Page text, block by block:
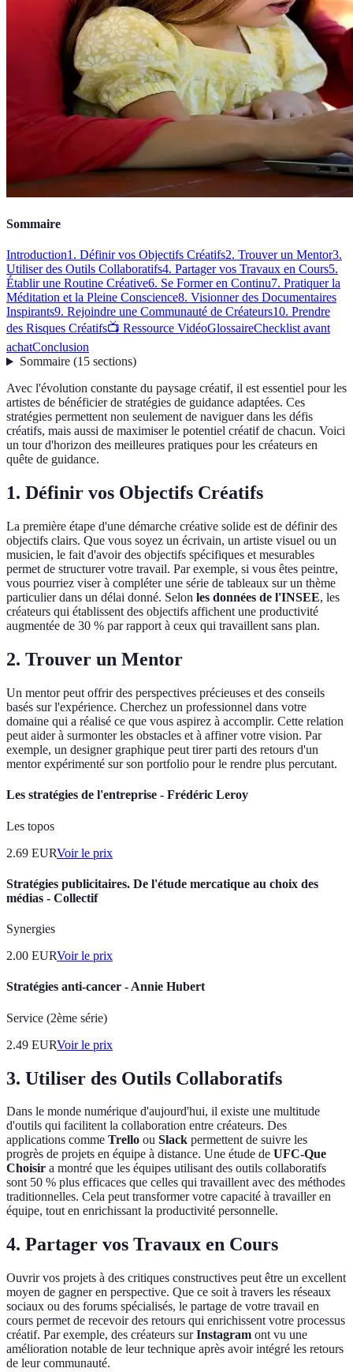
Sommaire
Introduction1. Définir vos Objectifs Créatifs2. Trouver un Mentor3.
Utiliser des Outils Collaboratifs4. Partager vos Travaux en Cours5.
Établir une Routine Créative6. Se Former en Continu7. Pratiquer la
Méditation et la Pleine Conscience8. Visionner des Documentaires
Inspirants9. Rejoindre une Communauté de Créateurs10. Prendre
des Risques Créatifs📺 Ressource VidéoGlossaireChecklist avant
achatConclusion
Sommaire(15 sections)
Avec l'évolution constante du paysage créatif, il est essentiel pour les
artistes de bénéficier de stratégies de guidance adaptées. Ces
stratégies permettent non seulement de naviguer dans les défis
créatifs, mais aussi de maximiser le potentiel créatif de chacun. Voici
un tour d'horizon des meilleures pratiques pour les créateurs en
quête de guidance.
1. Définir vos Objectifs Créatifs
La première étape d'une démarche créative solide est de définir des
objectifs clairs. Que vous soyez un écrivain, un artiste visuel ou un
musicien, le fait d'avoir des objectifs spécifiques et mesurables
permet de structurer votre travail. Par exemple, si vous êtes peintre,
vous pourriez viser à compléter une série de tableaux sur un thème
particulier dans un délai donné. Selon les données de l'INSEE, les
créateurs qui établissent des objectifs affichent une productivité
augmentée de 30 % par rapport à ceux qui travaillent sans plan.
2. Trouver un Mentor
Un mentor peut offrir des perspectives précieuses et des conseils
basés sur l'expérience. Cherchez un professionnel dans votre
domaine qui a réalisé ce que vous aspirez à accomplir. Cette relation
peut aider à surmonter les obstacles et à affiner votre vision. Par
exemple, un designer graphique peut tirer parti des retours d'un
mentor expérimenté sur son portfolio pour le rendre plus percutant.
Les stratégies de l'entreprise - Frédéric Leroy
Les topos
2.69 EURVoir le prix
Stratégies publicitaires. De l'étude mercatique au choix des
médias - Collectif
Synergies
2.00 EURVoir le prix
Stratégies anti-cancer - Annie Hubert
Service (2ème série)
2.49 EURVoir le prix
3. Utiliser des Outils Collaboratifs
Dans le monde numérique d'aujourd'hui, il existe une multitude
d'outils qui facilitent la collaboration entre créateurs. Des
applications comme Trello ou Slack permettent de suivre les
progrès de projets en équipe à distance. Une étude de UFC-Que
Choisir a montré que les équipes utilisant des outils collaboratifs
sont 50 % plus efficaces que celles qui travaillent avec des méthodes
traditionnelles. Cela peut transformer votre capacité à travailler en
équipe, tout en enrichissant la productivité personnelle.
4. Partager vos Travaux en Cours
Ouvrir vos projets à des critiques constructives peut être un excellent
moyen de gagner en perspective. Que ce soit à travers les réseaux
sociaux ou des forums spécialisés, le partage de votre travail en
cours permet de recevoir des retours qui enrichissent votre processus
créatif. Par exemple, des créateurs surInstagram ont vu une
amélioration notable de leur technique après avoir intégré les retours
de leur communauté.